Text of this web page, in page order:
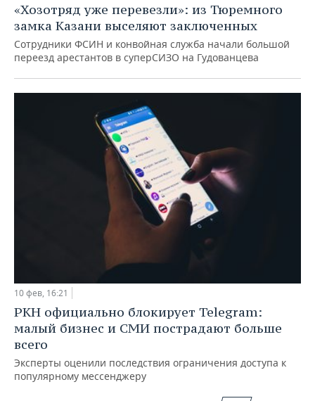
«Хозотряд уже перевезли»: из Тюремного
замка Казани выселяют заключенных
Сотрудники ФСИН и конвойная служба начали большой
переезд арестантов в суперСИЗО на Гудованцева
10 фев, 16:21
РКН официально блокирует Telegram:
малый бизнес и СМИ пострадают больше
всего
Эксперты оценили последствия ограничения доступа к
популярному мессенджеру